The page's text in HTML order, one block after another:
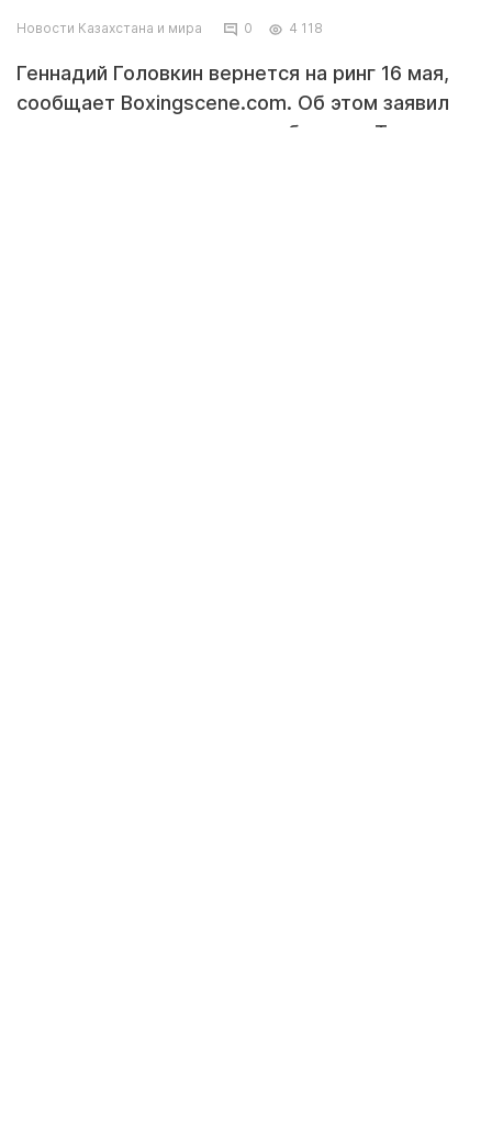
Новости Казахстана и мира 0 4 118
Геннадий Головкин вернется на ринг 16 мая,
сообщает Boxingscene.com. Об этом заявил
промоутер казахстанского боксера Том